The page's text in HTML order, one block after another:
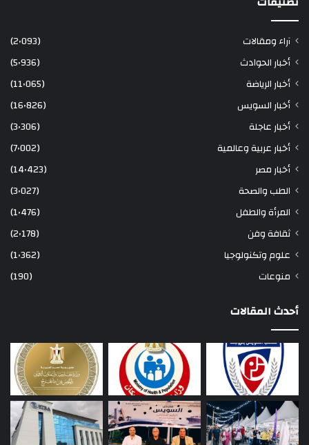
آراء ومقالات
(2٬093)
أخبار الحوادث
(5٬936)
أخبار الرياضة
(11٬065)
أخبار السويس
(16٬826)
أخبار عاجلة
(3٬306)
أخبار عربية وعالمية
(7٬002)
أخبار مصر
(14٬423)
الطب والصحة
(3٬027)
المرأة والطفل
(1٬476)
ثقافة وفن
(2٬178)
علوم وتكنولوجيا
(1٬362)
منوعات
(190)
أحدث المقالات